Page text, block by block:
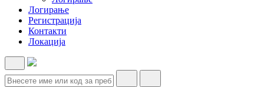
Логирање
Регистрација
Контакти
Локација